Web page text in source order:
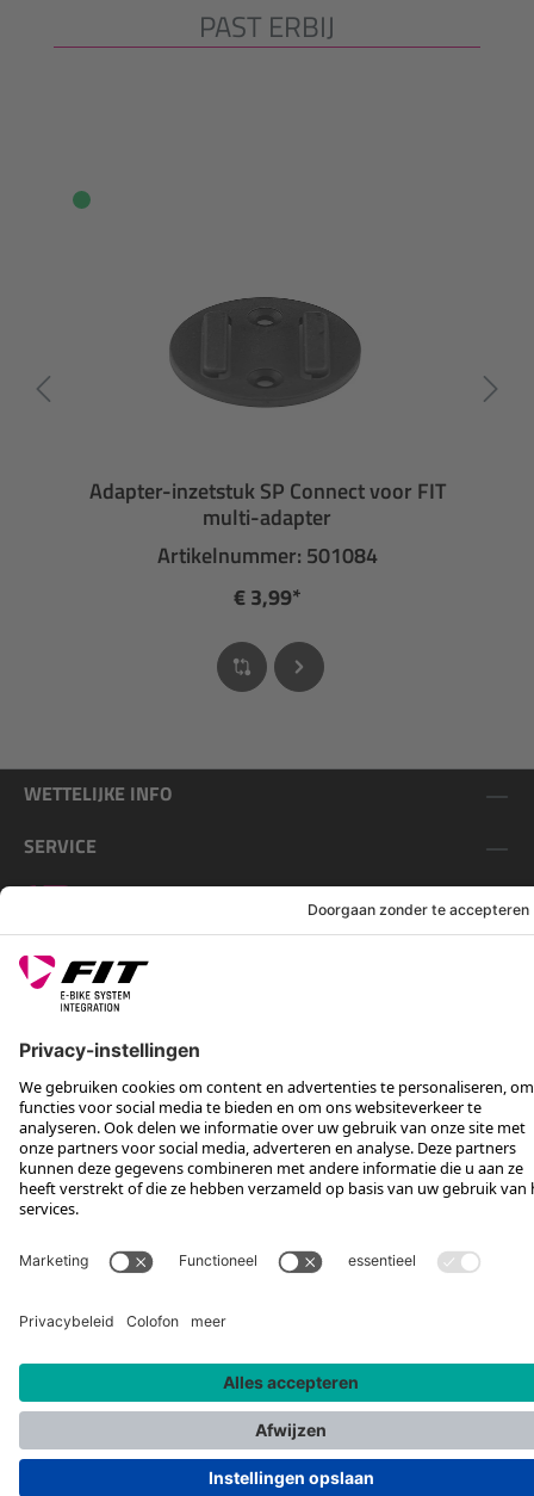
Productgalerij overslaanPAST ERBIJ
Adapter-inzetstuk SP Connect voor FIT
multi-adapter
Artikelnummer: 501084
€ 3,99*
WETTELIJKE INFO
SERVICE
*Aanbevolen verkoopprijs incl. btw, excl. verzendkosten
Rotax Bike Technology AG © 2025